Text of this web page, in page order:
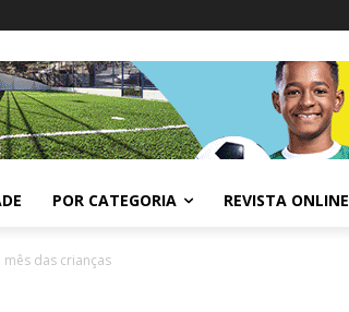
POR CATEGORIA REVISTA ONLINE
das crianças